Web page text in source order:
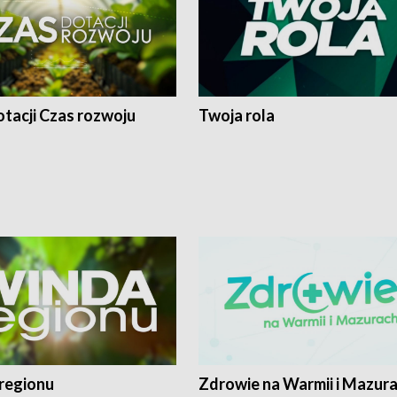
Czas rozwoju Twoja rola
Zdrowie na Warmii i